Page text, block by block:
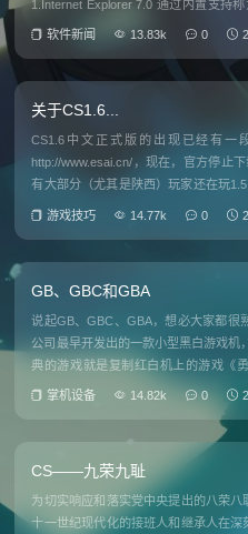
1.Internet Explorer 7.0 通过内置支持
供，Internet Explorer
软件新闻 13.83k 0
关于CS1.6...
CS1.6中文正式版的出现已经有一
http://www.esai.cn/，现在，官方停止
有大部分（尤其是陕西）玩家还在玩
菜单，且强化了菜单。 CS1.6的新增功
游戏技巧 14.77k 0
GB、GBC和GBA
说起GB、GBC、GBA，想必大家都很
公司最早开发出的一款小型黑白游戏机
典的游戏就是复制红白机上的游戏《
的） 下来开发出来的就是GBC了。就是
掌机设备 14.82k 0
CS——九荣九耻
为切实响应和落实党中央提出的八荣
十一世纪现代化的接班人和继承人在